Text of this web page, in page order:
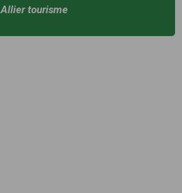
Allier tourisme